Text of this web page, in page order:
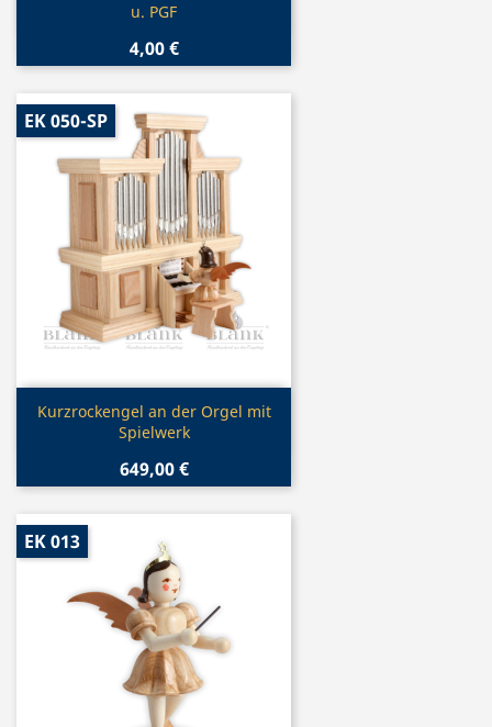
u. PGF
4,00 €
Vorschau
Kurzrockengel an der Orgel mit
Spielwerk
649,00 €
EK 050-SP
EK 013